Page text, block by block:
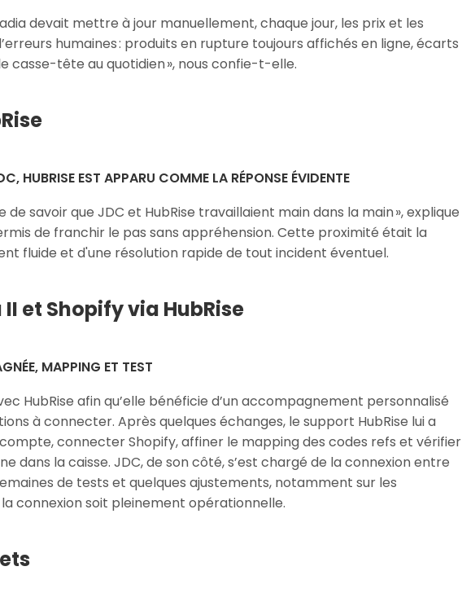
devait mettre à jour manuellement, chaque jour, les prix et les
humaines : produits en rupture toujours affichés en ligne, écarts
casse-tête au quotidien », nous confie-t-elle.
HUBRISE EST APPARU COMME LA RÉPONSE ÉVIDENTE
de savoir que JDC et HubRise travaillaient main dans la main », explique
de franchir le pas sans appréhension. Cette proximité était la
fluide et d'une résolution rapide de tout incident éventuel.
et Shopify via HubRise
MAPPING ET TEST
HubRise afin qu’elle bénéficie d’un accompagnement personnalisé
à connecter. Après quelques échanges, le support HubRise lui a
connecter Shopify, affiner le mapping des codes refs et vérifier
dans la caisse. JDC, de son côté, s’est chargé de la connexion entre
de tests et quelques ajustements, notamment sur les
connexion soit pleinement opérationnelle.